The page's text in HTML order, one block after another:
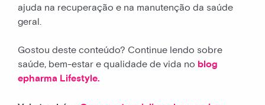
ajuda na recuperação e na manutenção da saúde
geral.
Gostou deste conteúdo? Continue lendo sobre
saúde, bem-estar e qualidade de vida no blog
epharma Lifestyle.